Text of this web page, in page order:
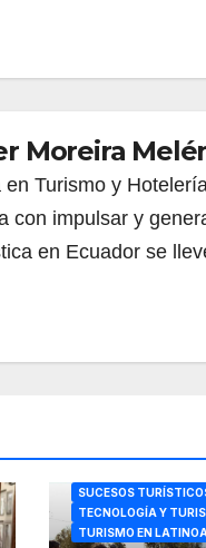
Moreira
en Turismo y
con impulsar y
en Ecuador se
SUCESOS
TECNOLOGÍA Y
TURISMO EN